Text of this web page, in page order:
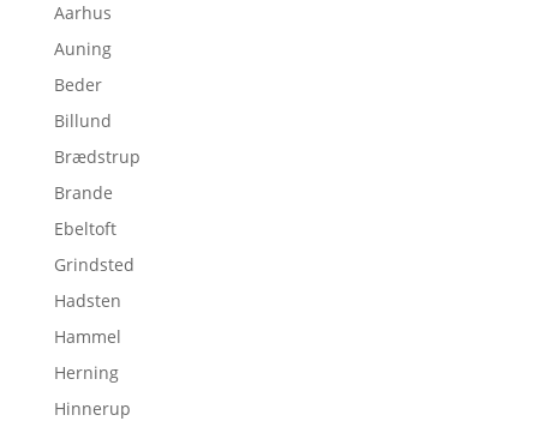
Aarhus
Auning
Beder
Billund
Brædstrup
Brande
Ebeltoft
Grindsted
Hadsten
Hammel
Herning
Hinnerup